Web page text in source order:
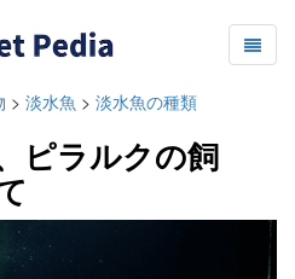
> 淡水魚 > 淡水魚の種類
ピラルクの飼